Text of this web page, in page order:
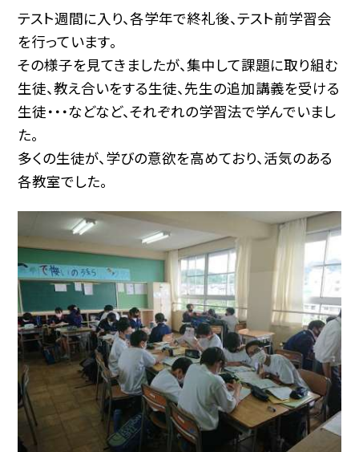
テスト週間に入り、各学年で終礼後、テスト前学習会
を行っています。
その様子を見てきましたが、集中して課題に取り組む
生徒、教え合いをする生徒、先生の追加講義を受ける
生徒・・・などなど、それぞれの学習法で学んでいまし
た。
多くの生徒が、学びの意欲を高めており、活気のある
各教室でした。